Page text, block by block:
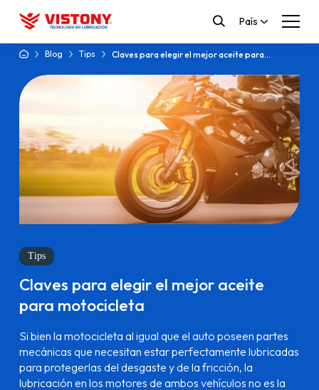
País
Blog Tips
Claves para elegir el mejor aceite para
Tips
Claves para elegir el mejor aceite
para motocicleta
Si bien la motocicleta al igual que el auto poseen partes
mecánicas que necesitan estar perfectamente lubricadas
para protegerlas del desgaste y de la fricción, la
lubricación en los motores de ambos vehículos no es la